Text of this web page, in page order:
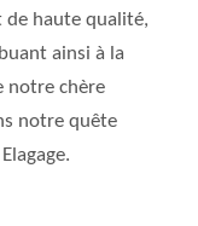
de haute qualité,
ainsi à la
notre chère
notre quête